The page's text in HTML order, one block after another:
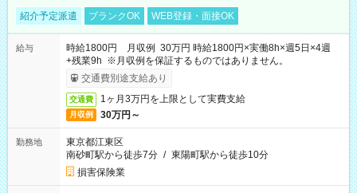
紹介予定派遣 ブランクOK WEB登録・面接OK
給与
時給1800円 月収例 30万円 時給1800円×実働8h×週5日×4週
+残業9h ※月収例を保証するものではありません。
交通費別途支給あり
交通費 1ヶ月3万円を上限として実費支給
月収例 30万円～
勤務地
東京都江東区
南砂町駅から徒歩7分 / 東陽町駅から徒歩10分
損害保険業